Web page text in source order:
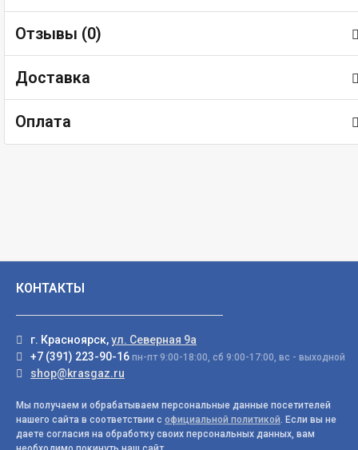
Отзывы (0)
Доставка
Оплата
КОНТАКТЫ
г. Красноярск,ул. Северная 9а
+7 (391) 223-90-16 пн-пт 9:00-18:00, сб 9:00-17:00, вс - выходной
shop@krasgaz.ru
Мы получаем и обрабатываем персональные данные посетителей
нашего сайта в соответствии с официальной политикой. Если вы не
даете согласия на обработку своих персональных данных, вам